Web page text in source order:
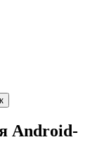
Android-